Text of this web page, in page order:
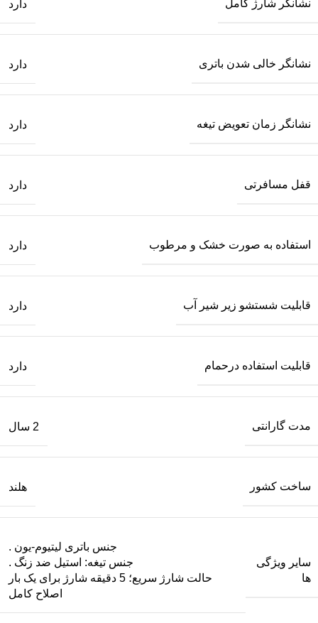
نشانگر شارژ کامل دارد
نشانگر خالی شدن باتری دارد
نشانگر زمان تعویض تیغه دارد
قفل مسافرتی دارد
استفاده به صورت خشک و مرطوب دارد
قابلیت شستشو زیر شیر آب دارد
قابلیت استفاده درحمام دارد
مدت گارانتی 2 سال
ساخت کشور هلند
سایر ویژگی
ها
جنس باتری لیتیوم-یون .
جنس تیغه: استیل ضد زنگ .
حالت شارژ سریع؛ 5 دقیقه شارژ برای یک بار
اصلاح کامل